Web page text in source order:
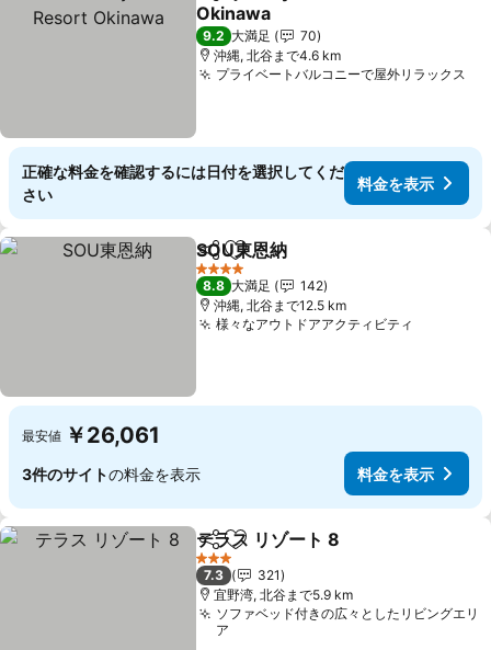
Okinawa
料金を表示
9.2 大満足
70
沖縄, 北谷まで4.6 km
プライベートバルコニーで屋外リラックス
正確な料金を確認するには日付を選択してくだ
さい
料金を表示
シェアお気に入りに追加
SOU東恩納
4 ホテルのランク
8.8 大満足
142
沖縄, 北谷まで12.5 km
様々なアウトドアアクティビティ
最安値 ￥26,061
3件のサイトの料金を表示 料金を表示
シェアお気に入りに追加
テラス リゾート 8
3 ホテルのランク
7.3
321
宜野湾, 北谷まで5.9 km
ソファベッド付きの広々としたリビングエリ
ア